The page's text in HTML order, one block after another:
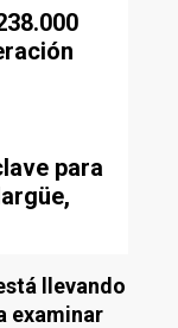
para
llevando
examinar